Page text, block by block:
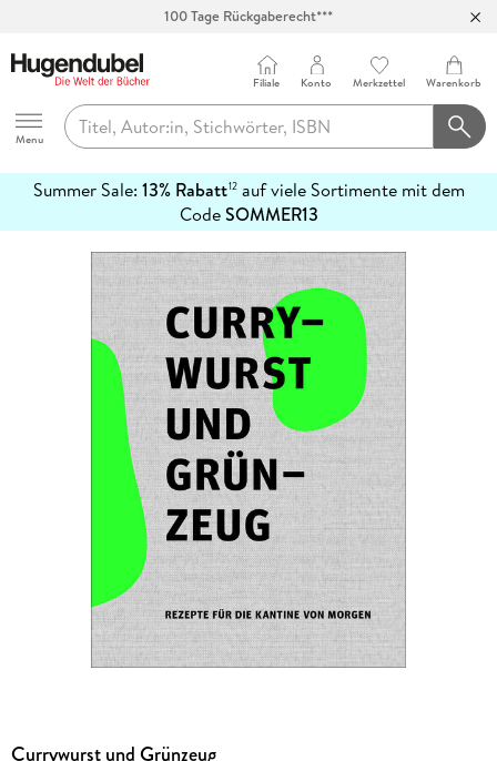
100 Tage Rückgaberecht***
Hugendubel
Menu
Filiale Konto Merkzettel Warenkorb
Summer Sale: 13% Rabatt12auf viele Sortimente mit dem
CodeSOMMER13
erfahren
Currywurst und Grünzeug